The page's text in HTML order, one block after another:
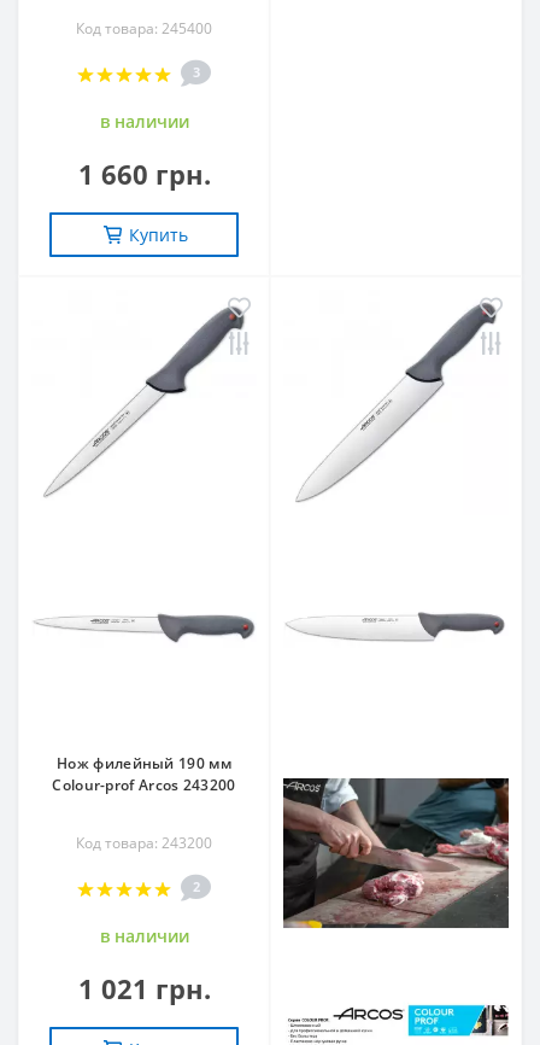
Код товара: 245400
3
в наличии
1 660 грн.
Купить
Нож филейный 190 мм
Colour-prof Arcos 243200
Код товара: 243200
2
в наличии
1 021 грн.